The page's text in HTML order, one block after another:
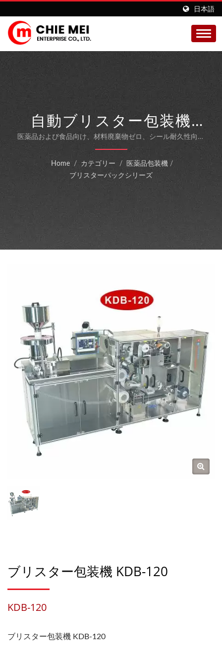
日本語
自動ブリスター包装機
KDB-120 - プロフェッシ
ョナルな医薬品包装ソリ
ューション
医薬品および食品向け、材料廃棄物ゼロ、シール耐久性向上
を実現した高速PTP包装装置
Home / カテゴリー / 医薬品包装機 /
ブリスターパックシリーズ
ブリスター包装機 KDB-120
KDB-120
ブリスター包装機 KDB-120